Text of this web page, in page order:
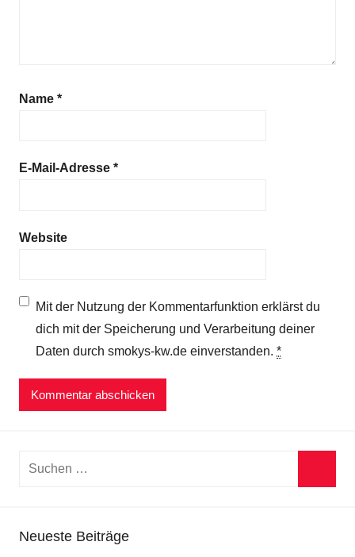
Name *
E-Mail-Adresse *
Website
Mit der Nutzung der Kommentarfunktion erklärst du
dich mit der Speicherung und Verarbeitung deiner
Daten durch smokys-kw.de einverstanden. *
Suchen
Neueste Beiträge